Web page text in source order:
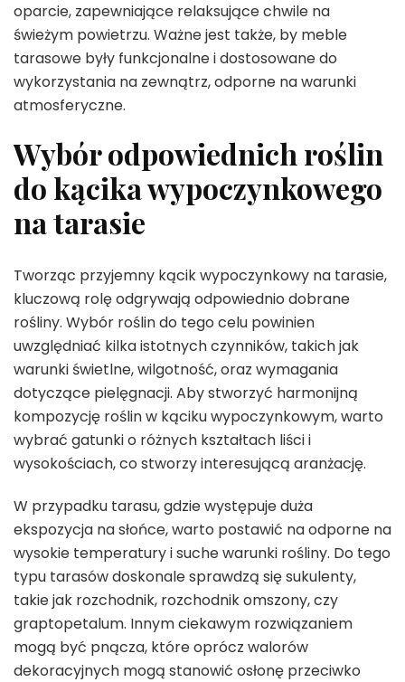
oparcie, zapewniające relaksujące chwile na
świeżym powietrzu. Ważne jest także, by meble
tarasowe były funkcjonalne i dostosowane do
wykorzystania na zewnątrz, odporne na warunki
atmosferyczne.
Wybór odpowiednich roślin
do kącika wypoczynkowego
na tarasie
Tworząc przyjemny kącik wypoczynkowy na tarasie,
kluczową rolę odgrywają odpowiednio dobrane
rośliny. Wybór roślin do tego celu powinien
uwzględniać kilka istotnych czynników, takich jak
warunki świetlne, wilgotność, oraz wymagania
dotyczące pielęgnacji. Aby stworzyć harmonijną
kompozycję roślin w kąciku wypoczynkowym, warto
wybrać gatunki o różnych kształtach liści i
wysokościach, co stworzy interesującą aranżację.
W przypadku tarasu, gdzie występuje duża
ekspozycja na słońce, warto postawić na odporne na
wysokie temperatury i suche warunki rośliny. Do tego
typu tarasów doskonale sprawdzą się sukulenty,
takie jak rozchodnik, rozchodnik omszony, czy
graptopetalum. Innym ciekawym rozwiązaniem
mogą być pnącza, które oprócz walorów
dekoracyjnych mogą stanowić osłonę przeciwko